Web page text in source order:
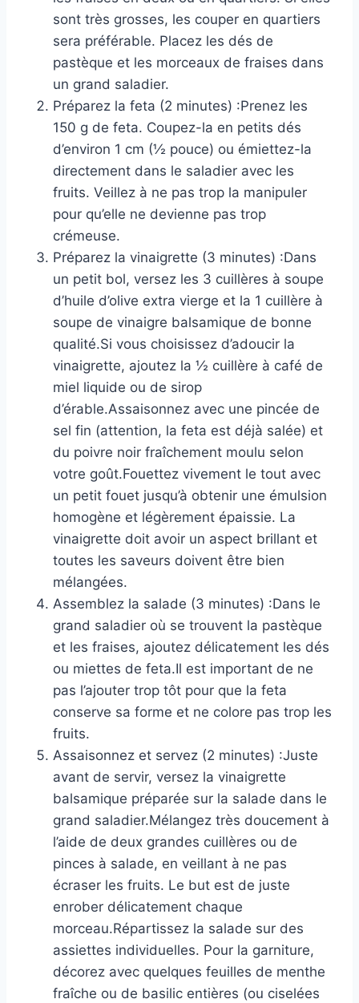
sont très grosses, les couper en quartiers
sera préférable. Placez les dés de
pastèque et les morceaux de fraises dans
un grand saladier.
Préparez la feta (2 minutes) :Prenez les
150 g de feta. Coupez-la en petits dés
d’environ 1 cm (½ pouce) ou émiettez-la
directement dans le saladier avec les
fruits. Veillez à ne pas trop la manipuler
pour qu’elle ne devienne pas trop
crémeuse.
Préparez la vinaigrette (3 minutes) :Dans
un petit bol, versez les 3 cuillères à soupe
d’huile d’olive extra vierge et la 1 cuillère à
soupe de vinaigre balsamique de bonne
qualité.Si vous choisissez d’adoucir la
vinaigrette, ajoutez la ½ cuillère à café de
miel liquide ou de sirop
d’érable.Assaisonnez avec une pincée de
sel fin (attention, la feta est déjà salée) et
du poivre noir fraîchement moulu selon
votre goût.Fouettez vivement le tout avec
un petit fouet jusqu’à obtenir une émulsion
homogène et légèrement épaissie. La
vinaigrette doit avoir un aspect brillant et
toutes les saveurs doivent être bien
mélangées.
Assemblez la salade (3 minutes) :Dans le
grand saladier où se trouvent la pastèque
et les fraises, ajoutez délicatement les dés
ou miettes de feta.Il est important de ne
pas l’ajouter trop tôt pour que la feta
conserve sa forme et ne colore pas trop les
fruits.
Assaisonnez et servez (2 minutes) :Juste
avant de servir, versez la vinaigrette
balsamique préparée sur la salade dans le
grand saladier.Mélangez très doucement à
l’aide de deux grandes cuillères ou de
pinces à salade, en veillant à ne pas
écraser les fruits. Le but est de juste
enrober délicatement chaque
morceau.Répartissez la salade sur des
assiettes individuelles. Pour la garniture,
décorez avec quelques feuilles de menthe
fraîche ou de basilic entières (ou ciselées